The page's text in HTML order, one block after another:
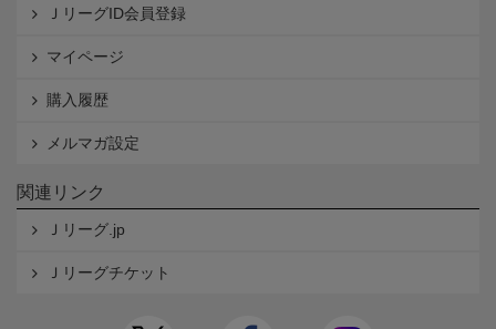
ＪリーグID会員登録
マイページ
購入履歴
メルマガ設定
関連リンク
Ｊリーグ.jp
Ｊリーグチケット